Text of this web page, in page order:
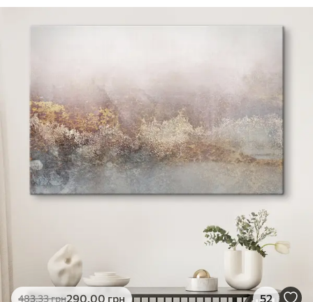
483.33грн290.00 грн 52